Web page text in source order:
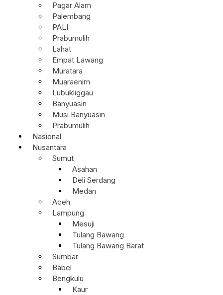
Pagar Alam
Palembang
PALI
Prabumulih
Lahat
Empat Lawang
Muratara
Muaraenim
Lubukliggau
Banyuasin
Musi Banyuasin
Prabumulih
Nasional
Nusantara
Sumut
Asahan
Deli Serdang
Medan
Aceh
Lampung
Mesuji
Tulang Bawang
Tulang Bawang Barat
Sumbar
Babel
Bengkulu
Kaur